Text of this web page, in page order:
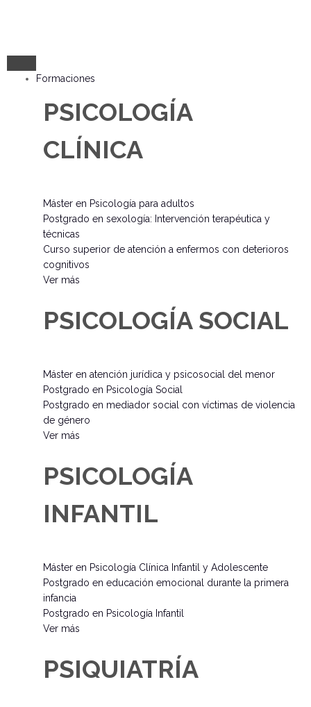
Formaciones
PSICOLOGÍA
CLÍNICA
Máster en Psicología para adultos
Postgrado en sexología: Intervención terapéutica y
técnicas
Curso superior de atención a enfermos con deterioros
cognitivos
Ver más
PSICOLOGÍA SOCIAL
Máster en atención jurídica y psicosocial del menor
Postgrado en Psicología Social
Postgrado en mediador social con víctimas de violencia
de género
Ver más
PSICOLOGÍA
INFANTIL
Máster en Psicología Clínica Infantil y Adolescente
Postgrado en educación emocional durante la primera
infancia
Postgrado en Psicología Infantil
Ver más
PSIQUIATRÍA